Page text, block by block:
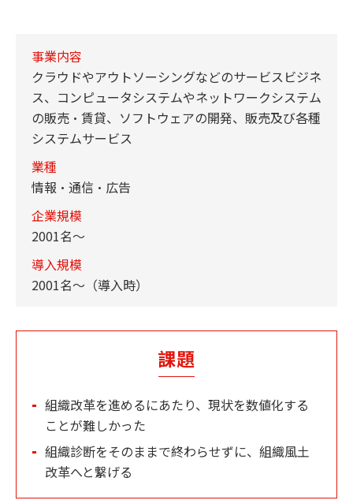
事業内容
クラウドやアウトソーシングなどのサービスビジネ
ス、コンピュータシステムやネットワークシステム
の販売・賃貸、ソフトウェアの開発、販売及び各種
システムサービス
業種
情報・通信・広告
企業規模
2001名～
導入規模
2001名〜（導入時）
課題
組織改革を進めるにあたり、現状を数値化する
ことが難しかった
組織診断をそのままで終わらせずに、組織風土
改革へと繋げる